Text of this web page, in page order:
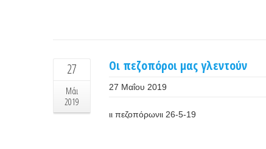
27
Μάι
2019
Οι πεζοπόροι μας γλεντούν
27 Μαΐου 2019
ιι πεζοπόρωνιι 26-5-19